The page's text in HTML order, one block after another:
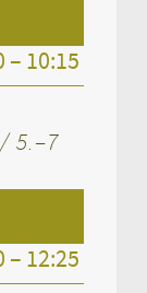
– 10:15
5.–7
– 12:25